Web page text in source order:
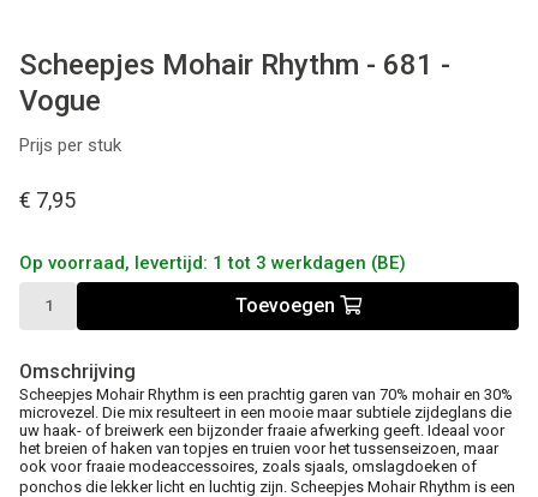
Scheepjes Mohair Rhythm - 681 -
Vogue
Prijs per stuk
€ 7,95
Op voorraad, levertijd: 1 tot 3 werkdagen (BE)
Toevoegen
Omschrijving
Scheepjes Mohair Rhythm is een prachtig garen van 70% mohair en 30%
microvezel. Die mix resulteert in een mooie maar subtiele zijdeglans die
uw haak- of breiwerk een bijzonder fraaie afwerking geeft. Ideaal voor
het breien of haken van topjes en truien voor het tussenseizoen, maar
ook voor fraaie modeaccessoires, zoals sjaals, omslagdoeken of
ponchos die lekker licht en luchtig zijn. Scheepjes Mohair Rhythm is een